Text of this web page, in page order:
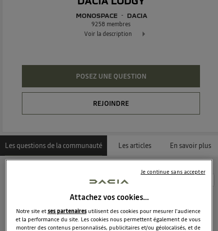
MONOSPACE DACIA
9258 membres
Voir la description
POSEZ UNE QUESTION
REJOINDRE
Les questions de la communauté Les articles En savoir plus
Découvrez les 1349 questions sur Dacia Lodgy -
jl.m44665838
Le1 mars 2017à18:06
Attachez vos cookies…
Notre site etses partenairesutilisent des cookies pour mesurer l'audience
et la performance du site. Les cookies nous permettent également de vous
montrer des contenus personnalisés, publicitaires et/ou géolocalisés, et de
Je continue sans accepter